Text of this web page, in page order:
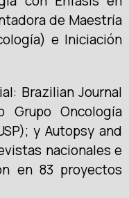
de Maestría
e Iniciación
Brazilian Journal
Grupo Oncología
y Autopsy and
nacionales e
en 83 proyectos